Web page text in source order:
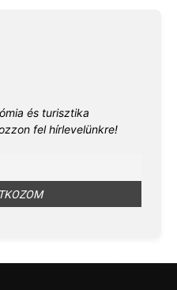
és turisztika
fel hírlevelünkre!